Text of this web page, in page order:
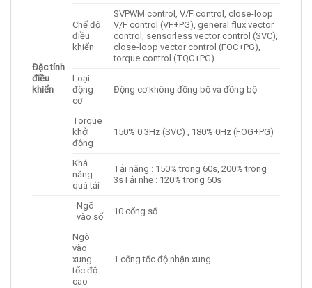
Đặc tính
điều
khiển
Chế độ
điều
khiển
SVPWM control, V/F control, close-loop
V/F control (VF+PG), general flux vector
control, sensorless vector control (SVC),
close-loop vector control (FOC+PG),
torque control (TQC+PG)
Loại
động
cơ
Động cơ không đồng bộ và đồng bộ
Torque
khởi
động
150% 0.3Hz (SVC) , 180% 0Hz (FOG+PG)
Khả
năng
quá tải
Tải nặng : 150% trong 60s, 200% trong
3sTải nhẹ : 120% trong 60s
Ngõ
vào số
10 cổng số
Ngõ
vào
xung
tốc độ
cao
1 cổng tốc độ nhận xung